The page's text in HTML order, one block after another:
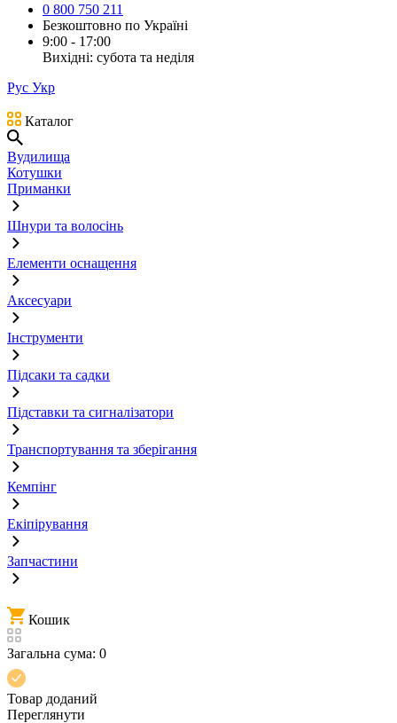
0 800 750 211
Безкоштовно по Україні
9:00 - 17:00
Вихідні: субота та неділя
Рус Укр
Каталог
Вудилища
Котушки
Приманки
Шнури та волосінь
Елементи оснащення
Аксесуари
Інструменти
Підсаки та садки
Підставки та сигналізатори
Транспортування та зберігання
Кемпінг
Екіпірування
Запчастини
Кошик
Загальна сума: 0
Товар доданий
Переглянути